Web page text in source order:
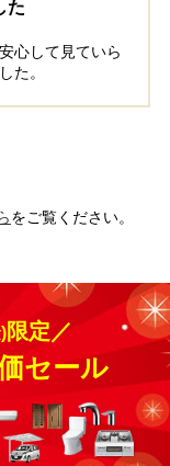
た
心して見ていら
た。
をご覧ください。
限定／
セール